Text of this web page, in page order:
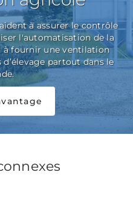
à assurer le contrôle
l'automatisation de la
fournir une ventilation
partout dans le